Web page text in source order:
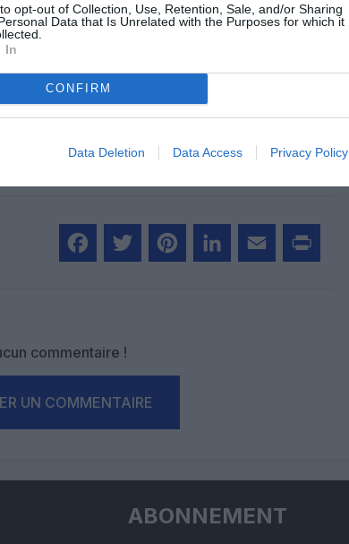
opt-out of Collection, Use, Retention, Sale, and/or Sharing
Data that Is Unrelated with the Purposes for which it
In
CONFIRM
Data Deletion Data Access Privacy Policy
apprécié l’article ?
nous, faites un don !
SOUTENIR
commentaire !
UN COMMENTAIRE
ABONNEMENT